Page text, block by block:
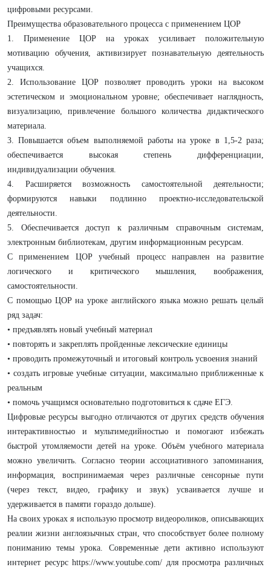
цифровыми ресурсами.
Преимущества образовательного процесса с применением ЦОР
1. Применение ЦОР на уроках усиливает положительную
мотивацию обучения, активизирует познавательную деятельность
учащихся.
2. Использование ЦОР позволяет проводить уроки на высоком
эстетическом и эмоциональном уровне; обеспечивает наглядность,
визуализацию, привлечение большого количества дидактического
материала.
3. Повышается объем выполняемой работы на уроке в 1,5-2 раза;
обеспечивается высокая степень дифференциации,
индивидуализации обучения.
4. Расширяется возможность самостоятельной деятельности;
формируются навыки подлинно проектно-исследовательской
деятельности.
5. Обеспечивается доступ к различным справочным системам,
электронным библиотекам, другим информационным ресурсам.
С применением ЦОР учебный процесс направлен на развитие
логического и критического мышления, воображения,
самостоятельности.
С помощью ЦОР на уроке английского языка можно решать целый
ряд задач:
• предъявлять новый учебный материал
• повторять и закреплять пройденные лексические единицы
• проводить промежуточный и итоговый контроль усвоения знаний
• создать игровые учебные ситуации, максимально приближенные к
реальным
• помочь учащимся основательно подготовиться к сдаче ЕГЭ.
Цифровые ресурсы выгодно отличаются от других средств обучения
интерактивностью и мультимедийностью и помогают избежать
быстрой утомляемости детей на уроке. Объём учебного материала
можно увеличить. Согласно теории ассоциативного запоминания,
информация, воспринимаемая через различные сенсорные пути
(через текст, видео, графику и звук) усваивается лучше и
удерживается в памяти гораздо дольше).
На своих уроках я использую просмотр видеороликов, описывающих
реалии жизни англоязычных стран, что способствует более полному
пониманию темы урока. Современные дети активно используют
интернет ресурс https://www.youtube.com/ для просмотра различных